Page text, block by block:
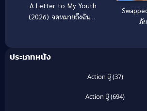
A Letter to My Youth
(2026) จดหมายถึงฉันใน
Swapped สลับร่างผ
ภั
ประเภทหนัง
Action บู๊(37)
Action บู๊(694)